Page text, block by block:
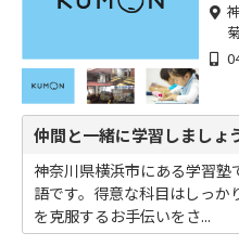
仲間と一緒に学習しましょ
神奈川県横浜市にある学習
語です。得意な科目はしっ
を克服するお手伝いをさ...